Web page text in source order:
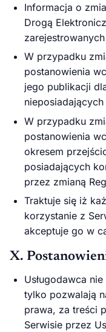
Informacja o
Drogą
W przypadku
postanowienia
jego publikacji
W przypadku
postanowienia
okresem
posiadających
przez zmianą
Traktuje się iż
korzystanie z
akceptuje go w
X.
Usługodawca
tylko pozwalają
prawa, za treści
Serwisie przez